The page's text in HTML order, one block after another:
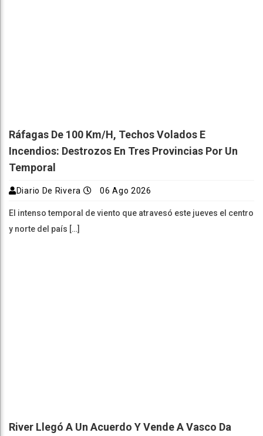
Ráfagas De 100 Km/h, Techos Volados E
Incendios: Destrozos En Tres Provincias Por Un
Temporal
Diario De Rivera 06 Ago 2026
El intenso temporal de viento que atravesó este jueves el centro
y norte del país […]
River Llegó A Un Acuerdo Y Vende A Vasco Da